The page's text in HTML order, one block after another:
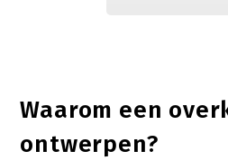
Waarom een
ontwerpen?